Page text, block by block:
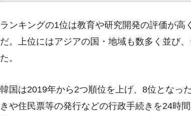
ランキングの1位は教育や研究開発の評価が
だ。上位にはアジアの国・地域も数多く並び
た。
韓国は2019年から2つ順位を上げ、8位となっ
きや住民票等の発行などの行政手続きを24時